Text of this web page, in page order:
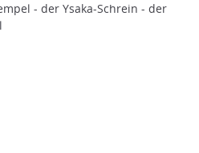
- der Ysaka-Schrein - der